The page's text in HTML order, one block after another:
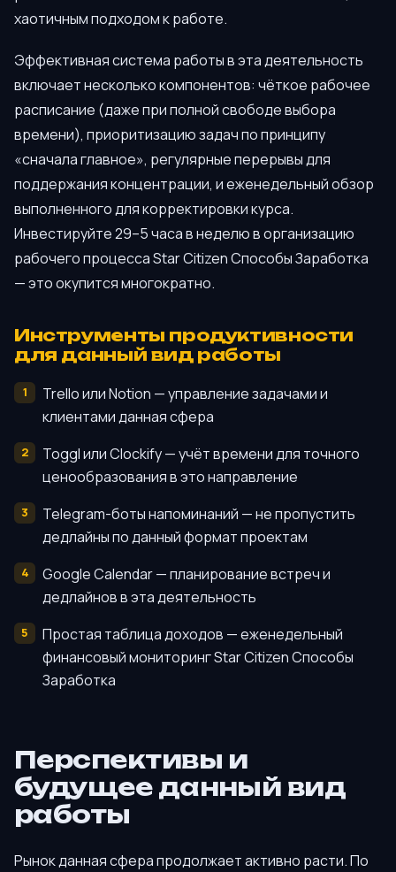
хаотичным подходом к работе.
Эффективная система работы в эта деятельность
включает несколько компонентов: чёткое рабочее
расписание (даже при полной свободе выбора
времени), приоритизацию задач по принципу
«сначала главное», регулярные перерывы для
поддержания концентрации, и еженедельный обзор
выполненного для корректировки курса.
Инвестируйте 29–5 часа в неделю в организацию
рабочего процесса Star Citizen Способы Заработка
— это окупится многократно.
Инструменты продуктивности
для данный вид работы
Trello или Notion — управление задачами и
клиентами данная сфера
Toggl или Clockify — учёт времени для точного
ценообразования в это направление
Telegram-боты напоминаний — не пропустить
дедлайны по данный формат проектам
Google Calendar — планирование встреч и
дедлайнов в эта деятельность
Простая таблица доходов — еженедельный
финансовый мониторинг Star Citizen Способы
Заработка
Перспективы и
будущее данный вид
работы
Рынок данная сфера продолжает активно расти. По